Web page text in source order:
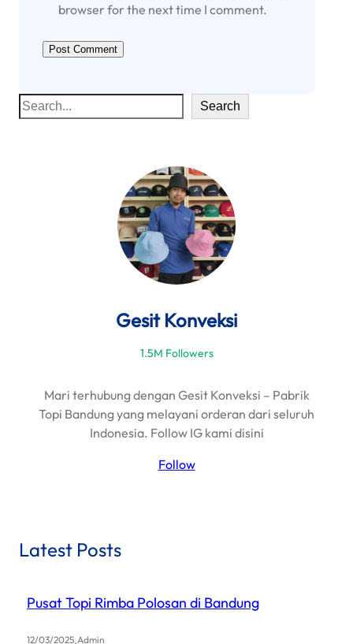
browser for the next time I comment.
S
e
Search
Gesit Konveksi
1.5M Followers
Mari terhubung dengan Gesit Konveksi – Pabrik
Topi Bandung yang melayani orderan dari seluruh
Indonesia. Follow IG kami disini
Follow
Latest Posts
Pusat Topi Rimba Polosan di Bandung
12/03/2025.Admin